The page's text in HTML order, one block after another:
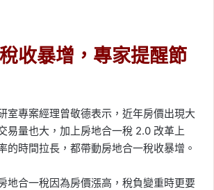
收暴增，專家提醒節
室專案經理曾敬德表示，近年房價出現大
易量也大，加上房地合一稅 2.0 改革上
的時間拉長，都帶動房地合一稅收暴增。
地合一稅因為房價漲高，稅負變重時更要